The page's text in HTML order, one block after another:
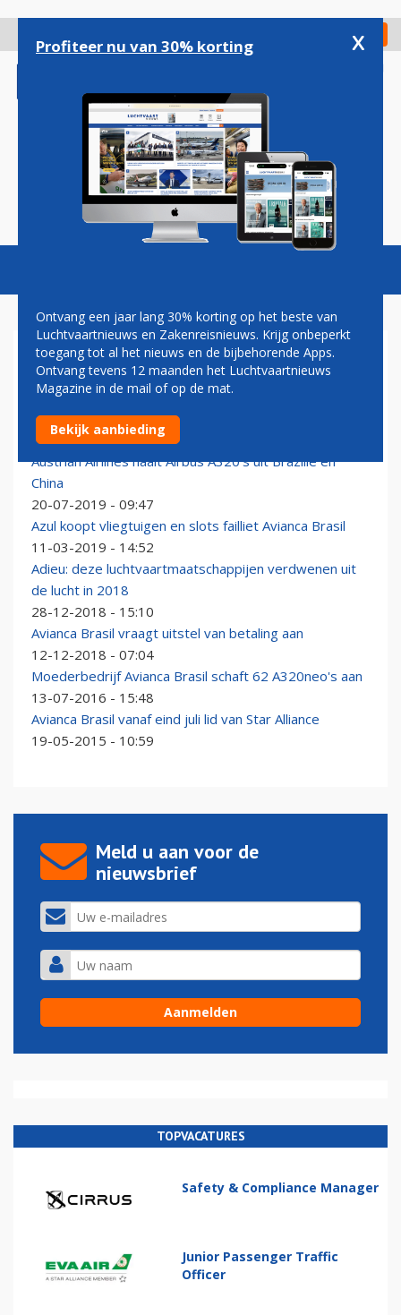
gaan
Check in
Magazine Podcasts Vacatures
AVIANCA BRASIL
Avianca Brasil per 1 september uit Star Alliance
19-08-2019 - 16:32
Austrian Airlines haalt Airbus A320's uit Brazilië en
China
20-07-2019 - 09:47
Azul koopt vliegtuigen en slots failliet Avianca Brasil
11-03-2019 - 14:52
Adieu: deze luchtvaartmaatschappijen verdwenen uit
de lucht in 2018
28-12-2018 - 15:10
Avianca Brasil vraagt uitstel van betaling aan
12-12-2018 - 07:04
Moederbedrijf Avianca Brasil schaft 62 A320neo's aan
13-07-2016 - 15:48
Avianca Brasil vanaf eind juli lid van Star Alliance
19-05-2015 - 10:59
Meld u aan voor de
nieuwsbrief
TOPVACATURES
Safety & Compliance Manager
Junior Passenger Traffic
Officer
Profiteer nu van 30% korting x
Ontvang een jaar lang 30% korting op het beste van
Luchtvaartnieuws en Zakenreisnieuws. Krijg onbeperkt
toegang tot al het nieuws en de bijbehorende Apps.
Ontvang tevens 12 maanden het Luchtvaartnieuws
Magazine in de mail of op de mat.
Bekijk aanbieding